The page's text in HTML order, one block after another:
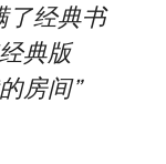
了经典书
典版
房间”